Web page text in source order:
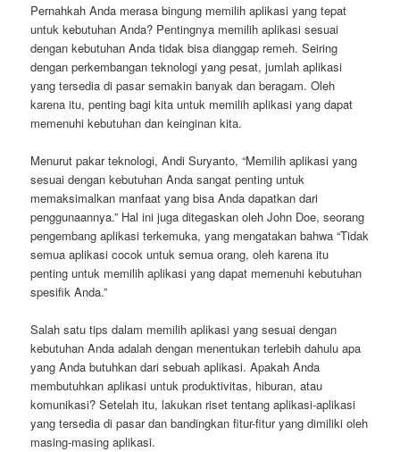
Pernahkah Anda merasa bingung memilih aplikasi yang tepat
untuk kebutuhan Anda? Pentingnya memilih aplikasi sesuai
dengan kebutuhan Anda tidak bisa dianggap remeh. Seiring
dengan perkembangan teknologi yang pesat, jumlah aplikasi
yang tersedia di pasar semakin banyak dan beragam. Oleh
karena itu, penting bagi kita untuk memilih aplikasi yang dapat
memenuhi kebutuhan dan keinginan kita.
Menurut pakar teknologi, Andi Suryanto, “Memilih aplikasi yang
sesuai dengan kebutuhan Anda sangat penting untuk
memaksimalkan manfaat yang bisa Anda dapatkan dari
penggunaannya.” Hal ini juga ditegaskan oleh John Doe, seorang
pengembang aplikasi terkemuka, yang mengatakan bahwa “Tidak
semua aplikasi cocok untuk semua orang, oleh karena itu
penting untuk memilih aplikasi yang dapat memenuhi kebutuhan
spesifik Anda.”
Salah satu tips dalam memilih aplikasi yang sesuai dengan
kebutuhan Anda adalah dengan menentukan terlebih dahulu apa
yang Anda butuhkan dari sebuah aplikasi. Apakah Anda
membutuhkan aplikasi untuk produktivitas, hiburan, atau
komunikasi? Setelah itu, lakukan riset tentang aplikasi-aplikasi
yang tersedia di pasar dan bandingkan fitur-fitur yang dimiliki oleh
masing-masing aplikasi.